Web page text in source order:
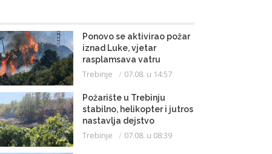
Ponovo se aktivirao požar
iznad Luke, vjetar
rasplamsava vatru
Trebinje 07.08. u 14:57
Požarište u Trebinju
stabilno, helikopter i jutros
nastavlja dejstvo
Trebinje 07.08. u 08:39